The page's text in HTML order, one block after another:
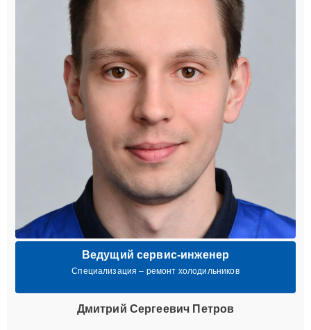
Ведущий сервис-инженер
Специализация – ремонт холодильников
Дмитрий Сергеевич Петров